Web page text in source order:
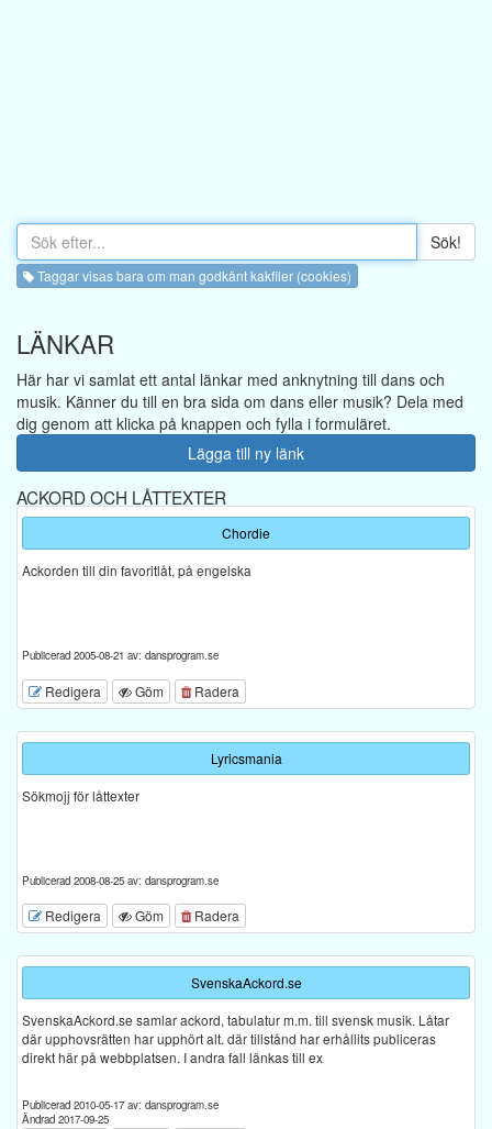
Sök!
Taggar visas bara om man godkänt kakfiler (cookies)
LÄNKAR
Här har vi samlat ett antal länkar med anknytning till dans och
musik. Känner du till en bra sida om dans eller musik? Dela med
dig genom att klicka på knappen och fylla i formuläret.
Lägga till ny länk
ACKORD OCH LÅTTEXTER
Chordie
Ackorden till din favoritlåt, på engelska
Publicerad 2005-08-21 av: dansprogram.se
Redigera Göm Radera
Lyricsmania
Sökmojj för låttexter
Publicerad 2008-08-25 av: dansprogram.se
Redigera Göm Radera
SvenskaAckord.se
SvenskaAckord.se samlar ackord, tabulatur m.m. till svensk musik. Låtar
där upphovsrätten har upphört alt. där tillstånd har erhållits publiceras
direkt här på webbplatsen. I andra fall länkas till ex
Publicerad 2010-05-17 av: dansprogram.se
Ändrad 2017-09-25